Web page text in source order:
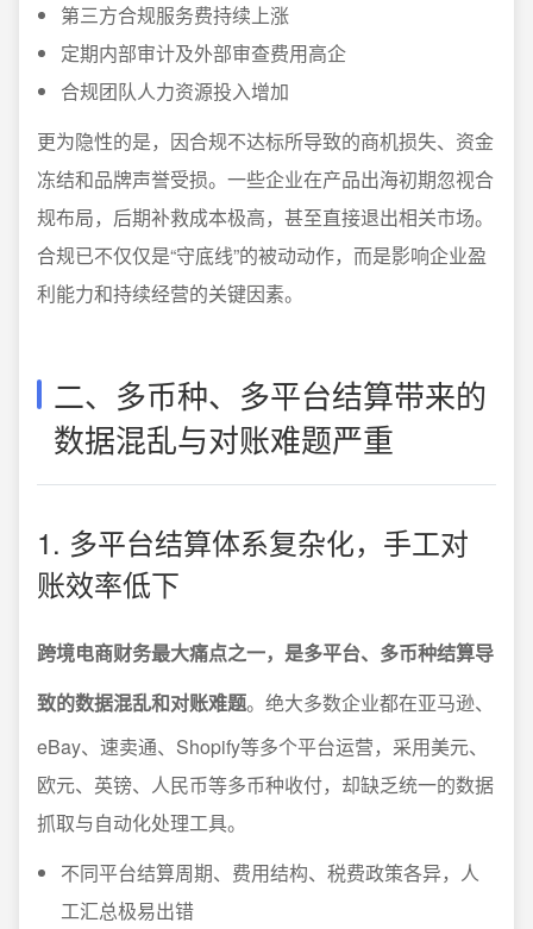
第三方合规服务费持续上涨
定期内部审计及外部审查费用高企
合规团队人力资源投入增加
更为隐性的是，因合规不达标所导致的商机损失、资金
冻结和品牌声誉受损。一些企业在产品出海初期忽视合
规布局，后期补救成本极高，甚至直接退出相关市场。
合规已不仅仅是“守底线”的被动动作，而是影响企业盈
利能力和持续经营的关键因素。
二、多币种、多平台结算带来的
数据混乱与对账难题严重
1. 多平台结算体系复杂化，手工对
账效率低下
跨境电商财务最大痛点之一，是多平台、多币种结算导
致的数据混乱和对账难题。绝大多数企业都在亚马逊、
eBay、速卖通、Shopify等多个平台运营，采用美元、
欧元、英镑、人民币等多币种收付，却缺乏统一的数据
抓取与自动化处理工具。
不同平台结算周期、费用结构、税费政策各异，人
工汇总极易出错